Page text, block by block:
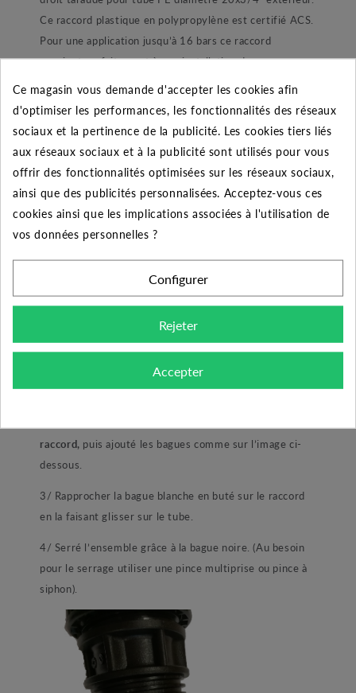
Ce raccord plastique en polypropylène est certifié ACS.
Pour une application jusqu’à 16 bars ce raccord
convient parfaitement à une installation de pompage ou
encore d’arrosage automatique enterré. Dans sa
conception le raccord est composé d’un joint torique
lubrifié pour une étanchéité parfaite. Ensuite nous
retrouvons une bague de blocage de joint afin de ne pas
le perdre lors du montage et démontage du raccord.
Une bague de blocage en POM blanc permettant de
maintenir le tube. Et enfin une bague de serrage
ergonomique qui à pour but de refermer et maintenir
Conseil de montage :
Pour bien monter ce raccord voici une procédure
1/ démonté la bague noire du raccord.
raccord, puis ajouté les bagues comme sur l’image ci-
dessous.
3/ Rapprocher la bague blanche en buté sur le raccord
en la faisant glisser sur le tube.
4/ Serré l’ensemble grâce à la bague noire. (Au besoin
pour le serrage utiliser une pince multiprise ou pince à
siphon).
Ce magasin vous demande d'accepter les cookies afin
d'optimiser les performances, les fonctionnalités des réseaux
sociaux et la pertinence de la publicité. Les cookies tiers liés
aux réseaux sociaux et à la publicité sont utilisés pour vous
offrir des fonctionnalités optimisées sur les réseaux sociaux,
ainsi que des publicités personnalisées. Acceptez-vous ces
cookies ainsi que les implications associées à l'utilisation de
vos données personnelles ?
Configurer
Rejeter
Accepter